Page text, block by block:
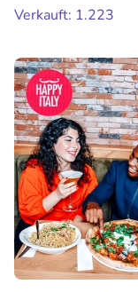
Verkauft: 1.223